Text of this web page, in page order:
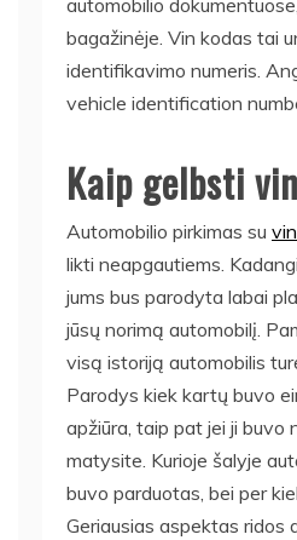
automobilio
bagažinėje. Vin kodas tai
identifikavimo numeris.
vehicle identification
Kaip gelbsti
Automobilio pirkimas su
likti neapgautiems.
jums bus parodyta labai
jūsų norimą automobilį.
visą istoriją automobilis
Parodys kiek kartų buvo
apžiūra, taip pat jei ji buvo
matysite. Kurioje šalyje
buvo parduotas, bei per
Geriausias aspektas ridos